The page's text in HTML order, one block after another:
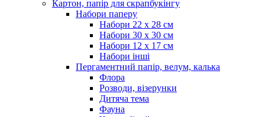
Картон, папір для скрапбукінгу
Набори паперу
Набори 22 х 28 см
Набори 30 х 30 см
Набори 12 х 17 см
Набори інші
Пергаментний папір, велум, калька
Флора
Розводи, візерунки
Дитяча тема
Фауна